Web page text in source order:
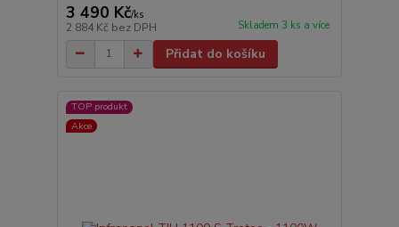
3 490 Kč/ks
2 884 Kč bez DPH Skladem 3 ks a více
Přidat do košíku
TOP produkt
Akce